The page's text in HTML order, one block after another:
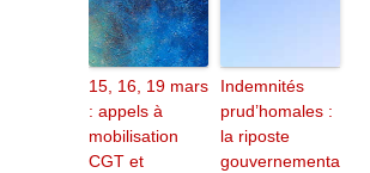
15, 16, 19 mars
: appels à
mobilisation
CGT et
Indemnités
prud’homales :
la riposte
gouvernementa